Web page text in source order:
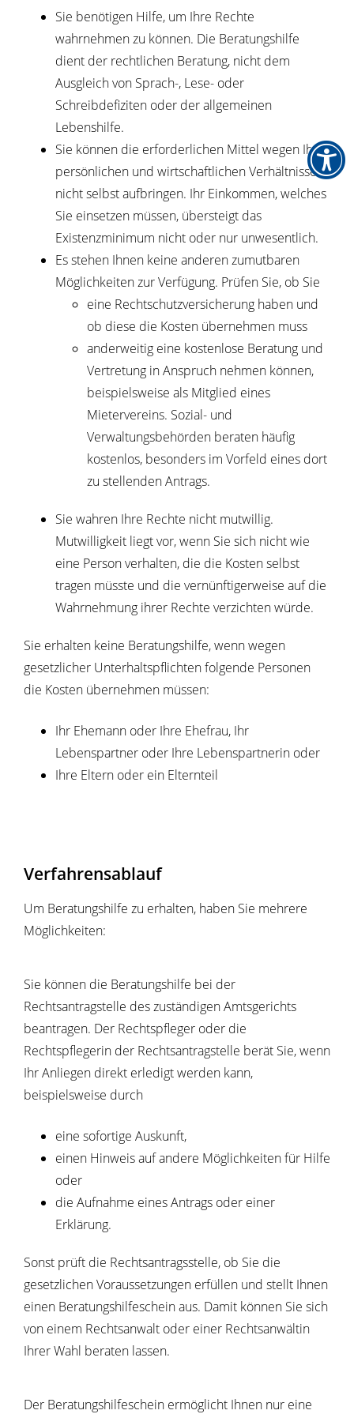
Sie benötigen Hilfe, um Ihre Rechte
wahrnehmen zu können. Die Beratungshilfe
dient der rechtlichen Beratung, nicht dem
Ausgleich von Sprach-, Lese- oder
Schreibdefiziten oder der allgemeinen
Lebenshilfe.
Sie können die erforderlichen Mittel wegen Ihrer
persönlichen und wirtschaftlichen Verhältnisse
nicht selbst aufbringen. Ihr Einkommen, welches
Sie einsetzen müssen, übersteigt das
Existenzminimum nicht oder nur unwesentlich.
Es stehen Ihnen keine anderen zumutbaren
Möglichkeiten zur Verfügung. Prüfen Sie, ob Sie
eine Rechtschutzversicherung haben und
ob diese die Kosten übernehmen muss
anderweitig eine kostenlose Beratung und
Vertretung in Anspruch nehmen können,
beispielsweise als Mitglied eines
Mietervereins. Sozial- und
Verwaltungsbehörden beraten häufig
kostenlos, besonders im Vorfeld eines dort
zu stellenden Antrags.
Sie wahren Ihre Rechte nicht mutwillig.
Mutwilligkeit liegt vor, wenn Sie sich nicht wie
eine Person verhalten, die die Kosten selbst
tragen müsste und die vernünftigerweise auf die
Wahrnehmung ihrer Rechte verzichten würde.
Sie erhalten keine Beratungshilfe, wenn wegen
gesetzlicher Unterhaltspflichten folgende Personen
die Kosten übernehmen müssen:
Ihr Ehemann oder Ihre Ehefrau, Ihr
Lebenspartner oder Ihre Lebenspartnerin oder
Ihre Eltern oder ein Elternteil
Verfahrensablauf
Um Beratungshilfe zu erhalten, haben Sie mehrere
Möglichkeiten:
Sie können die Beratungshilfe bei der
Rechtsantragstelle des zuständigen Amtsgerichts
beantragen. Der Rechtspfleger oder die
Rechtspflegerin der Rechtsantragstelle berät Sie, wenn
Ihr Anliegen direkt erledigt werden kann,
beispielsweise durch
eine sofortige Auskunft,
einen Hinweis auf andere Möglichkeiten für Hilfe
oder
die Aufnahme eines Antrags oder einer
Erklärung.
Sonst prüft die Rechtsantragsstelle, ob Sie die
gesetzlichen Voraussetzungen erfüllen und stellt Ihnen
einen Beratungshilfeschein aus. Damit können Sie sich
von einem Rechtsanwalt oder einer Rechtsanwältin
Ihrer Wahl beraten lassen.
Der Beratungshilfeschein ermöglicht Ihnen nur eine